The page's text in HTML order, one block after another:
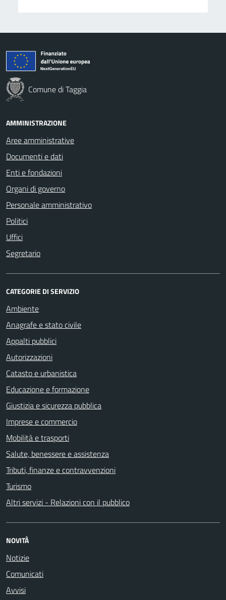
Comune di Taggia
AMMINISTRAZIONE
Aree amministrative
Documenti e dati
Enti e fondazioni
Organi di governo
Personale amministrativo
Politici
Uffici
Segretario
CATEGORIE DI SERVIZIO
Ambiente
Anagrafe e stato civile
Appalti pubblici
Autorizzazioni
Catasto e urbanistica
Educazione e formazione
Giustizia e sicurezza pubblica
Imprese e commercio
Mobilità e trasporti
Salute, benessere e assistenza
Tributi, finanze e contravvenzioni
Turismo
Altri servizi - Relazioni con il pubblico
NOVITÀ
Notizie
Comunicati
Avvisi